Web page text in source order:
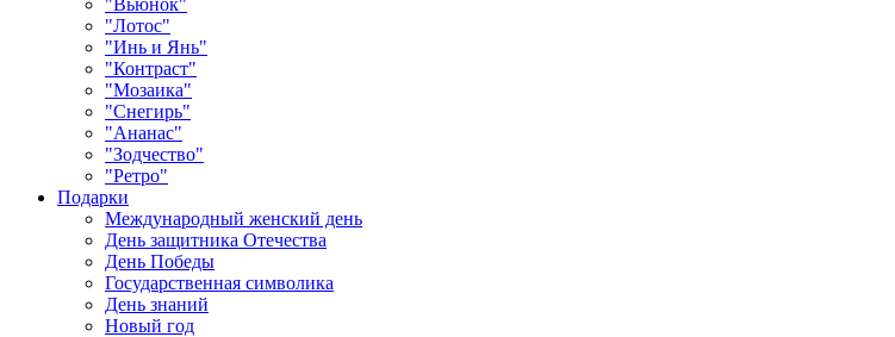
"Вьюнок"
"Лотос"
"Инь и Янь"
"Контраст"
"Мозаика"
"Снегирь"
"Ананас"
"Зодчество"
"Ретро"
Подарки
Международный женский день
День защитника Отечества
День Победы
Государственная символика
День знаний
Новый год